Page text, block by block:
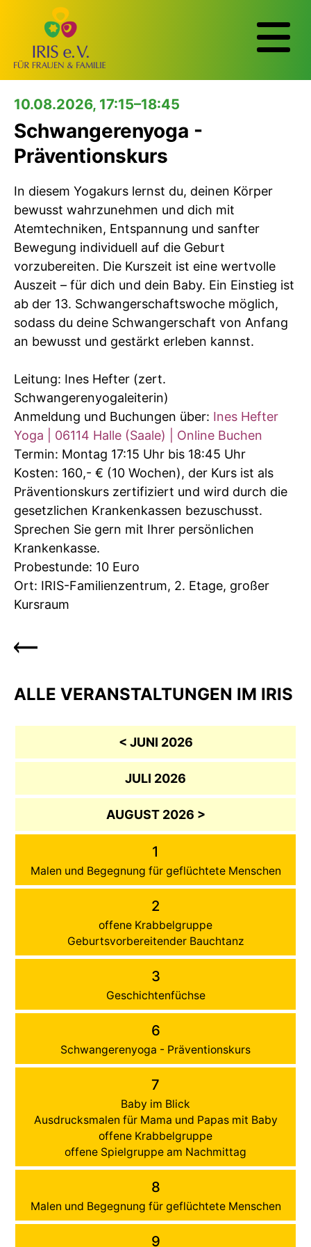
10.08.2026, 17:15–18:45
Schwangerenyoga -
Präventionskurs
In diesem Yogakurs lernst du, deinen Körper
bewusst wahrzunehmen und dich mit
Atemtechniken, Entspannung und sanfter
Bewegung individuell auf die Geburt
vorzubereiten. Die Kurszeit ist eine wertvolle
Auszeit – für dich und dein Baby. Ein Einstieg ist
ab der 13. Schwangerschaftswoche möglich,
sodass du deine Schwangerschaft von Anfang
an bewusst und gestärkt erleben kannst.
Leitung: Ines Hefter (zert.
Schwangerenyogaleiterin)
Anmeldung und Buchungen über: Ines Hefter
Yoga | 06114 Halle (Saale) | Online Buchen
Termin: Montag 17:15 Uhr bis 18:45 Uhr
Kosten: 160,- € (10 Wochen), der Kurs ist als
Präventionskurs zertifiziert und wird durch die
gesetzlichen Krankenkassen bezuschusst.
Sprechen Sie gern mit Ihrer persönlichen
Krankenkasse.
Probestunde: 10 Euro
Ort: IRIS-Familienzentrum, 2. Etage, großer
Kursraum
ALLE VERANSTALTUNGEN IM IRIS
< JUNI 2026
JULI 2026
AUGUST 2026 >
1
Malen und Begegnung für geflüchtete Menschen
2
offene Krabbelgruppe
Geburtsvorbereitender Bauchtanz
3
Geschichtenfüchse
6
Schwangerenyoga - Präventionskurs
7
Baby im Blick
Ausdrucksmalen für Mama und Papas mit Baby
offene Krabbelgruppe
offene Spielgruppe am Nachmittag
8
Malen und Begegnung für geflüchtete Menschen
9